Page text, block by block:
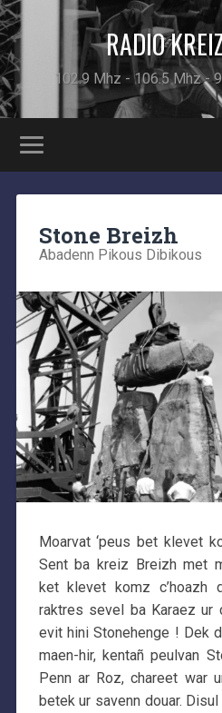
RADIO
102.9 Mhz - 106.5 Mhz -
Stone Breizh
Abadenn Pikous Dibikous
Moarvat ‘peus bet klevet
Sent ba kreiz Breizh met
ket klevet komz c’hoazh
raktres sevel ba Karaez ur
evit hini Stonehenge ! Dek
maen-hir, kentañ peulvan
Penn ar Roz, chareet war
betek ur savenn douar.